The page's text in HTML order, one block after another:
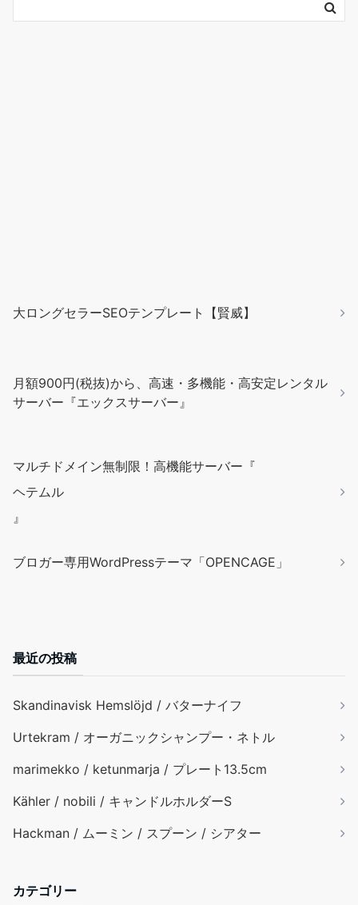
大ロングセラーSEOテンプレート【賢威】
月額900円(税抜)から、高速・多機能・高安定レンタル
サーバー『エックスサーバー』
マルチドメイン無制限！高機能サーバー『
ヘテムル
』
ブロガー専用WordPressテーマ「OPENCAGE」
最近の投稿
Skandinavisk Hemslöjd / バターナイフ
Urtekram / オーガニックシャンプー・ネトル
marimekko / ketunmarja / プレート13.5cm
Kähler / nobili / キャンドルホルダーS
Hackman / ムーミン / スプーン / シアター
カテゴリー